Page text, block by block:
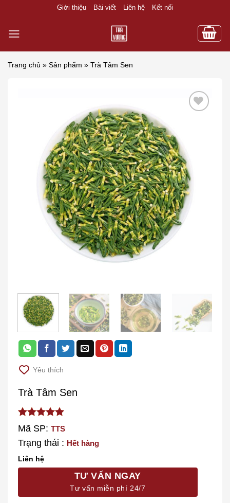
content
Giới thiệu Bài viết Liên hệ Kết nối
Trang chủ » Sản phẩm » Trà Tâm Sen
Add to wishlist
Yêu thích
Trà Tâm Sen
5.00 out of
Mã SP: TTS
Trạng thái : Hết hàng
Liên hệ
TƯ VẤN NGAY
Tư vấn miễn phí 24/7